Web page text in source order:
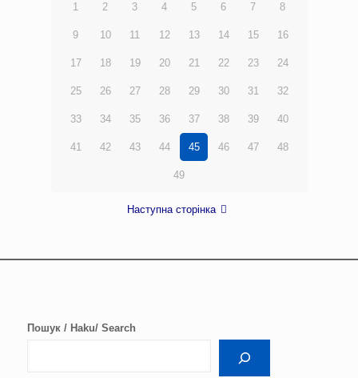
1 2 3 4 5 6 7 8
9 10 11 12 13 14 15 16
17 18 19 20 21 22 23 24
25 26 27 28 29 30 31 32
33 34 35 36 37 38 39 40
41 42 43 44 45 46 47 48
49
Наступна сторінка
Пошук / Haku/ Search